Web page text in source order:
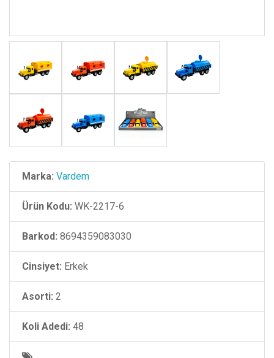
Marka: Vardem
Ürün Kodu: WK-2217-6
Barkod: 8694359083030
Cinsiyet: Erkek
Asorti: 2
Koli Adedi: 48